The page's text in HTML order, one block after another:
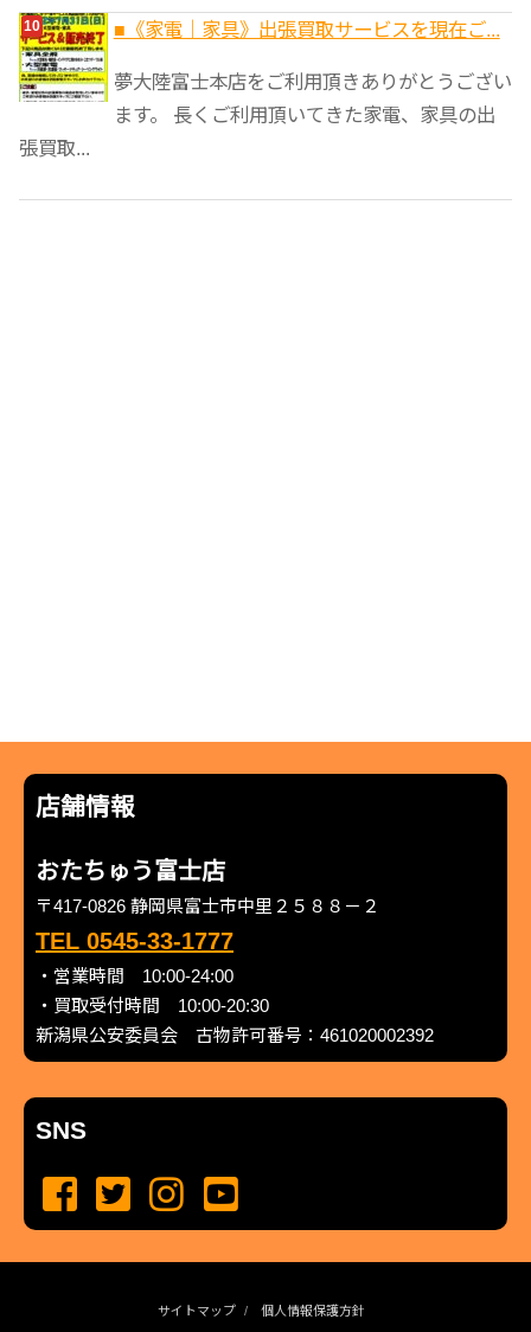
■《家電｜家具》出張買取サービスを現在ご...
夢大陸富士本店をご利用頂きありがとうござい
ます。 長くご利用頂いてきた家電、家具の出
張買取...
店舗情報
おたちゅう富士店
〒417-0826 静岡県富士市中里２５８８－２
TEL 0545-33-1777
・営業時間 10:00-24:00
・買取受付時間 10:00-20:30
新潟県公安委員会 古物許可番号：461020002392
SNS
サイトマップ 個人情報保護方針